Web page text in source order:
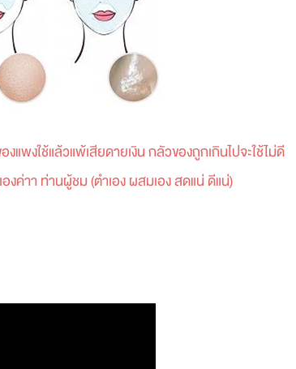
พงใช้แล้วแพ้เสียดายเงิน กลัวของถูกเกินไปจะใช้ไม่ดี
ค่าา ท่านผู้ชม (ตำเอง ผสมเอง สดแน่ ดีแน่)